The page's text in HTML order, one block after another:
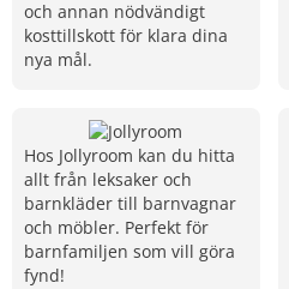
och annan nödvändigt
kosttillskott för klara dina
nya mål.
Hos Jollyroom kan du hitta
allt från leksaker och
barnkläder till barnvagnar
och möbler. Perfekt för
barnfamiljen som vill göra
fynd!